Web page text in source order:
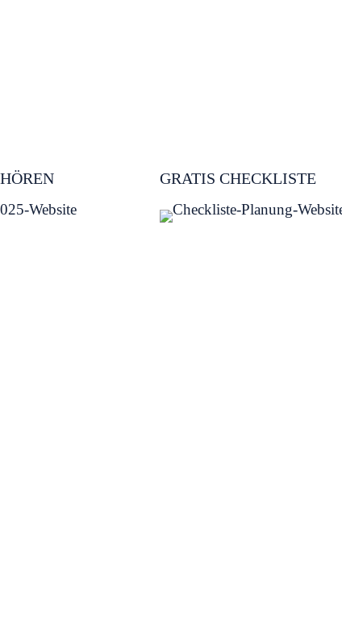
GRATIS CHECKLISTE